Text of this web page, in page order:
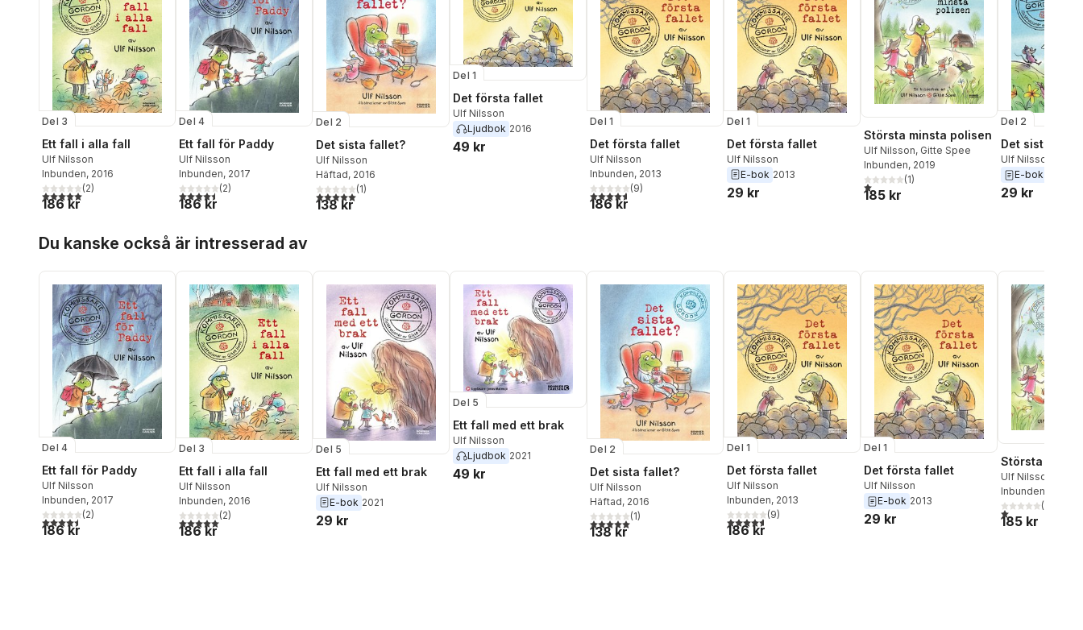
Jóhannesson,Anna Klinge
Björn Klinge,Christina
Lindén, Arne Lindgren
, Kari Nielsen,Ulf
Nilsson,Ulrika Ottander,
Thomas Sandström,Karin
Schenck-Gustafsson
Semb, Malin Sund, Anders
Thurin
Del 3
Ett fall i alla fall
Ulf Nilsson
Inbunden, 2016
5,0utav 5 stjärnor. Totalt antal röster:
(2)
186 kr
Del 4
Ett fall för Paddy
Ulf Nilsson
Inbunden, 2017
4,5utav 5 stjärnor. Totalt antal röster:
(2)
186 kr
Del 2
Det sista fallet?
Ulf Nilsson
Häftad, 2016
5,0utav 5 stjärnor. Totalt antal röster:
(1)
138 kr
Del 1
Det första fallet
Ulf Nilsson
Ljudbok 2016
49 kr
Del 1
Det första fallet
Ulf Nilsson
Inbunden, 2013
4,6utav 5 stjärnor. Totalt antal röster:
(9)
186 kr
Del 1
Det första fallet
Ulf Nilsson
E-bok 2013
29 kr
Största minsta polisen
Ulf Nilsson, Gitte Spee
Inbunden, 2019
1,0utav 5 stjärnor. Totalt antal röster:
(1)
185 kr
Del 2
Det sista
Ulf Nilsson
E-bok
29 kr
Du kanske också är intresserad av
Del 4
Ett fall för Paddy
Ulf Nilsson
Inbunden, 2017
4,5utav 5 stjärnor. Totalt antal röster:
(2)
186 kr
Del 3
Ett fall i alla fall
Ulf Nilsson
Inbunden, 2016
5,0utav 5 stjärnor. Totalt antal röster:
(2)
186 kr
Del 5
Ett fall med ett brak
Ulf Nilsson
E-bok 2021
29 kr
Del 5
Ett fall med ett brak
Ulf Nilsson
Ljudbok 2021
49 kr
Del 2
Det sista fallet?
Ulf Nilsson
Häftad, 2016
5,0utav 5 stjärnor. Totalt antal röster:
(1)
138 kr
Del 1
Det första fallet
Ulf Nilsson
Inbunden, 2013
4,6utav 5 stjärnor. Totalt antal röster:
(9)
186 kr
Del 1
Det första fallet
Ulf Nilsson
E-bok 2013
29 kr
Största
Ulf Nilsson
Inbunden
1,0utav 5(
185 kr